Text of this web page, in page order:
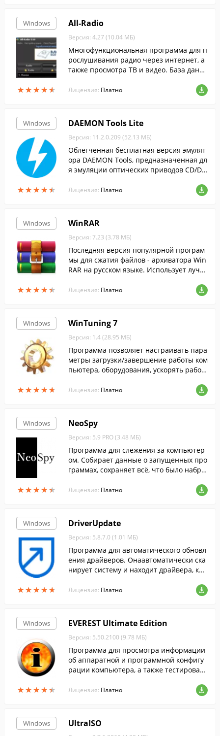
Windows
★★★★★
★★★★★
All-Radio
Версия: 4.27 (10.04 МБ)
Многофункциональная программа для п
рослушивания радио через интернет, а
также просмотра ТВ и видео. База данн
сть добавления своих станций в избран
Лицензия: Платно
Windows
★★★★★
★★★★★
DAEMON Tools Lite
Версия: 11.2.0.209 (52.13 МБ)
Облегченная бесплатная версия эмулят
ора DAEMON Tools, предназначенная дл
я эмуляции оптических приводов CD/DV
Лицензия: Платно
Windows
★★★★★
★★★★★
WinRAR
Версия: 7.23 (3.78 МБ)
Последняя версия популярной програм
мы для сжатия файлов - архиватора Win
RAR на русском языке. Использует лучш
Лицензия: Платно
Windows
★★★★★
★★★★★
WinTuning 7
Версия: 1.4 (28.95 МБ)
Программа позволяет настраивать пара
метры загрузки/завершение работы ком
пьютера, оборудования, ускорять работ
скрытые настройки Windows 7.
Лицензия: Платно
Windows
★★★★★
★★★★★
NeoSpy
Версия: 5.9 PRO (3.48 МБ)
Программа для слежения за компьютер
ом. Собирает данные о запущенных про
граммах, сохраняет всё, что было набра
а, перехватывает сообщения и пароли,
Лицензия: Платно
Windows
★★★★★
★★★★★
DriverUpdate
Версия: 5.8.7.0 (1.01 МБ)
Программа для автоматического обновл
ения драйверов. Онаавтоматически ска
нирует систему и находит драйвера, кот
Лицензия: Платно
Windows
★★★★★
★★★★★
EVEREST Ultimate Edition
Версия: 5.50.2100 (9.78 МБ)
Программа для просмотра информации
об аппаратной и программной конфигу
рации компьютера, а также тестирован
Лицензия: Платно
Windows UltraISO